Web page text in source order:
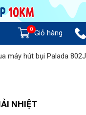
0 Giỏ hàng
hút bụi Palada 802J-3
NHIỆT